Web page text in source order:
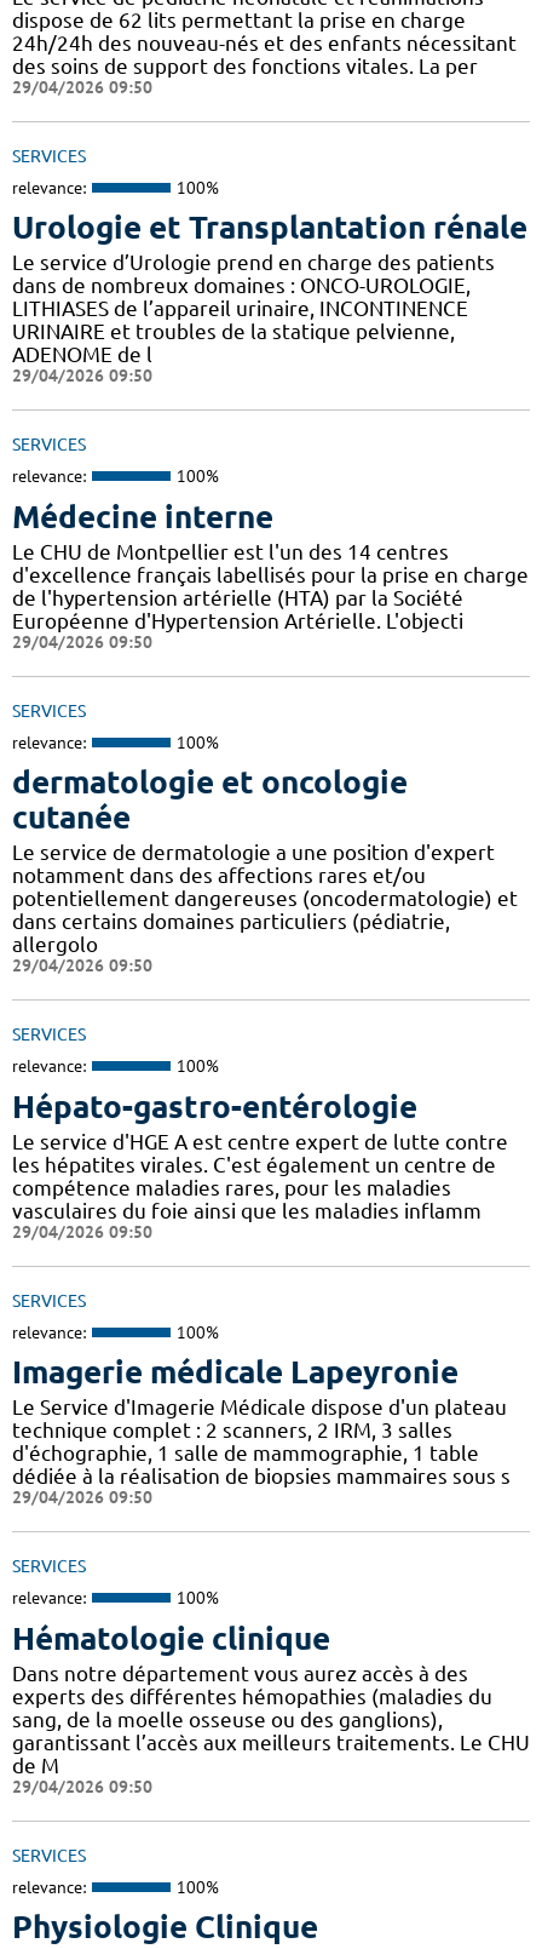
dispose de 62 lits permettant la prise en charge
24h/24h des nouveau-nés et des enfants nécessitant
des soins de support des fonctions vitales. La per
29/04/2026 09:50
SERVICES
relevance: 100%
Urologie et Transplantation rénale
Le service d’Urologie prend en charge des patients
dans de nombreux domaines : ONCO-UROLOGIE,
LITHIASES de l’appareil urinaire, INCONTINENCE
URINAIRE et troubles de la statique pelvienne,
ADENOME de l
29/04/2026 09:50
SERVICES
relevance: 100%
Médecine interne
Le CHU de Montpellier est l'un des 14 centres
d'excellence français labellisés pour la prise en charge
de l'hypertension artérielle (HTA) par la Société
Européenne d'Hypertension Artérielle. L'objecti
29/04/2026 09:50
SERVICES
relevance: 100%
dermatologie et oncologie
cutanée
Le service de dermatologie a une position d'expert
notamment dans des affections rares et/ou
potentiellement dangereuses (oncodermatologie) et
dans certains domaines particuliers (pédiatrie,
allergolo
29/04/2026 09:50
SERVICES
relevance: 100%
Hépato-gastro-entérologie
Le service d'HGE A est centre expert de lutte contre
les hépatites virales. C'est également un centre de
compétence maladies rares, pour les maladies
vasculaires du foie ainsi que les maladies inflamm
29/04/2026 09:50
SERVICES
relevance: 100%
Imagerie médicale Lapeyronie
Le Service d'Imagerie Médicale dispose d'un plateau
technique complet : 2 scanners, 2 IRM, 3 salles
d'échographie, 1 salle de mammographie, 1 table
dédiée à la réalisation de biopsies mammaires sous s
29/04/2026 09:50
SERVICES
relevance: 100%
Hématologie clinique
Dans notre département vous aurez accès à des
experts des différentes hémopathies (maladies du
sang, de la moelle osseuse ou des ganglions),
garantissant l’accès aux meilleurs traitements. Le CHU
de M
29/04/2026 09:50
SERVICES
relevance: 100%
Physiologie Clinique